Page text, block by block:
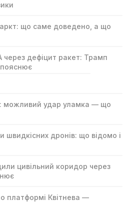
що саме доведено, а що
дефіцит ракет: Трамп
можливий удар уламка — що
швидкісних дронів: що відомо і
цивільний коридор через
платформі Квітнева —